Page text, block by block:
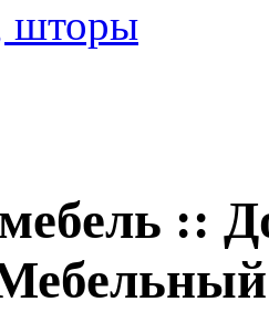
шторы
::